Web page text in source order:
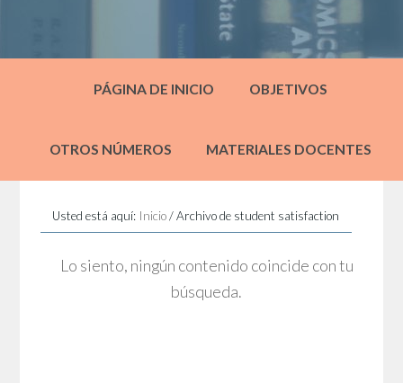
PÁGINA DE INICIO OBJETIVOS
OTROS NÚMEROS MATERIALES DOCENTES
Usted está aquí: Inicio /Archivo de student satisfaction
Lo siento, ningún contenido coincide con tu
búsqueda.